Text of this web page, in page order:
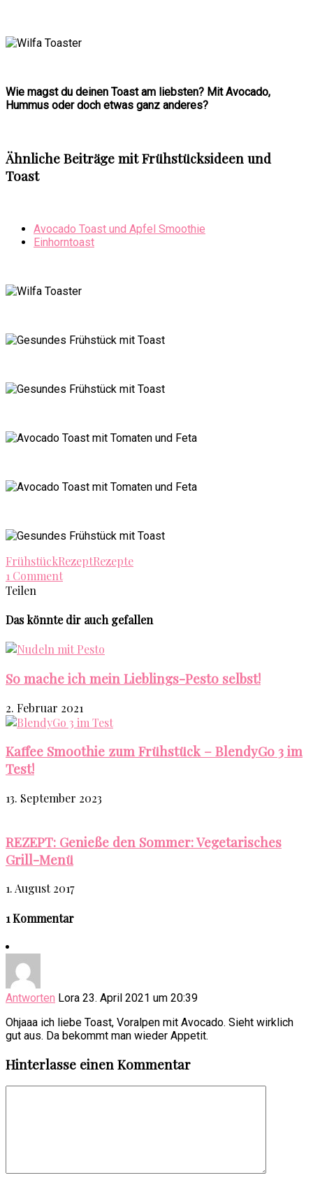
Wie magst du deinen Toast am liebsten? Mit Avocado,
Hummus oder doch etwas ganz anderes?
Ähnliche Beiträge mit Frühstücksideen und
Toast
Avocado Toast und Apfel Smoothie
Einhorntoast
FrühstückRezeptRezepte
1 Comment
Teilen
Das könnte dir auch gefallen
So mache ich mein Lieblings-Pesto selbst!
2. Februar 2021
Kaffee Smoothie zum Frühstück – BlendyGo 3 im
Test!
13. September 2023
REZEPT: Genieße den Sommer: Vegetarisches
Grill-Menü
1. August 2017
1 Kommentar
Antworten Lora 23. April 2021 um 20:39
Ohjaaa ich liebe Toast, Voralpen mit Avocado. Sieht wirklich
gut aus. Da bekommt man wieder Appetit.
Hinterlasse einen Kommentar